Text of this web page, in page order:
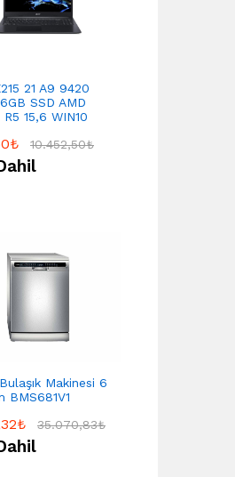
21 A9 9420
SSD AMD
15,6 WIN10
₺ 10.452,50₺
Makinesi 6
BMS681V1
₺ 35.070,83₺